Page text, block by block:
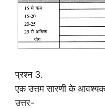
प्रश्न 3.
एक उत्तम सारणी के
उत्तर-